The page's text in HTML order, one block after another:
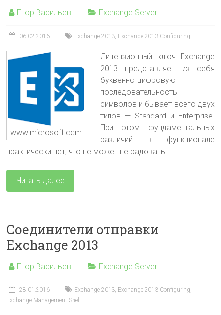
Егор Васильев Exchange Server
06.02.2016 Exchange 2013, Exchange 2013 Configuring
www.microsoft.com
Лицензионный ключ Exchange
2013 представляет из себя
буквенно-цифровую
последовательность
символов и бывает всего двух
типов — Standard и Enterprise.
При этом фундаментальных
различий в функционале
практически нет, что не может не радовать
Читать далее
Соединители отправки
Exchange 2013
Егор Васильев Exchange Server
28.01.2016 Exchange 2013, Exchange 2013 Configuring,
Exchange Management Shell